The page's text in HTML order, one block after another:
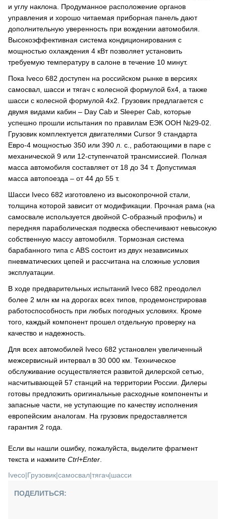
и углу наклона. Продуманное расположение органов
управления и хорошо читаемая приборная панель дают
дополнительную уверенность при вождении автомобиля.
Высокоэффективная система кондиционирования с
мощностью охлаждения 4 кВт позволяет установить
требуемую температуру в салоне в течение 10 минут.
Пока Iveco 682 доступен на российском рынке в версиях
самосвал, шасси и тягач с колесной формулой 6х4, а также
шасси с колесной формулой 4х2. Грузовик предлагается с
двумя видами кабин – Day Cab и Sleeper Cab, которые
успешно прошли испытания по правилам ЕЭК ООН №29-02.
Грузовик комплектуется двигателями Cursor 9 стандарта
Евро-4 мощностью 350 или 390 л. с., работающими в паре с
механической 9 или 12-ступенчатой трансмиссией. Полная
масса автомобиля составляет от 18 до 34 т. Допустимая
масса автопоезда – от 44 до 55 т.
Шасси Iveco 682 изготовлено из высокопрочной стали,
толщина которой зависит от модификации. Прочная рама (на
самосвале используется двойной C-образный профиль) и
передняя параболическая подвеска обеспечивают невысокую
собственную массу автомобиля. Тормозная система
барабанного типа с ABS состоит из двух независимых
пневматических цепей и рассчитана на сложные условия
эксплуатации.
В ходе предварительных испытаний Iveco 682 преодолел
более 2 млн км на дорогах всех типов, продемонстрировав
работоспособность при любых погодных условиях. Кроме
того, каждый компонент прошел отдельную проверку на
качество и надежность.
Для всех автомобилей Iveco 682 установлен увеличенный
межсервисный интервал в 30 000 км. Техническое
обслуживание осуществляется развитой дилерской сетью,
насчитывающей 57 станций на территории России. Дилеры
готовы предложить оригинальные расходные компоненты и
запасные части, не уступающие по качеству исполнения
европейским аналогам. На грузовик предоставляется
гарантия 2 года.
Если вы нашли ошибку, пожалуйста, выделите фрагмент
текста и нажмите Ctrl+Enter
Iveco|Грузовик|самосвал|тягач|шасси
ПОДЕЛИТЬСЯ: